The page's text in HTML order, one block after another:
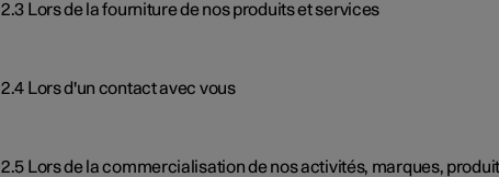
2.3 Lors de la fourniture de nos produits et services
2.4 Lors d'un contact avec vous
2.5 Lors de la commercialisation de nos activités, marques,